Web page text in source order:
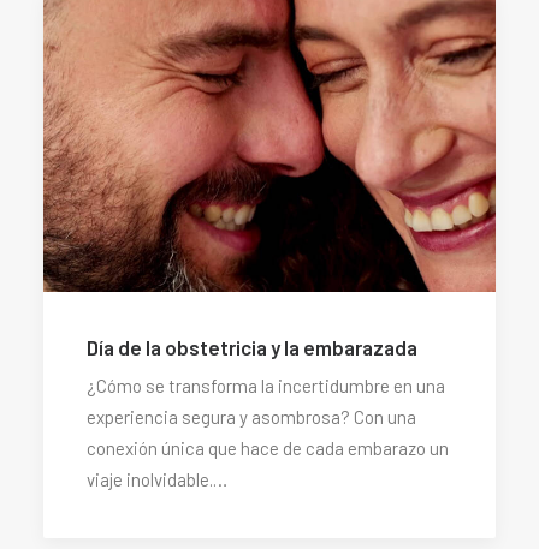
Día de la obstetricia y la embarazada
¿Cómo se transforma la incertidumbre en una
experiencia segura y asombrosa? Con una
conexión única que hace de cada embarazo un
viaje inolvidable.…